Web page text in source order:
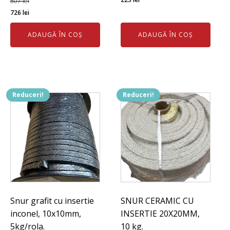
Prețul
inițial
fost:
726 leiPrețul
curent
este:
726 lei.
ADAUGĂ ÎN COȘ
a
fost:
255 lei.
este:
225 lei.
ADAUGĂ ÎN COȘ
Reduceri!
Snur grafit cu insertie
inconel, 10x10mm,
5kg/rola.
Reduceri!
SNUR CERAMIC CU
INSERTIE 20X20MM,
10 kg.